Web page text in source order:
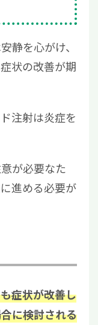
静を心がけ、
状の改善が期
注射は炎症を
が必要なた
進める必要が
症状が改善し
に検討される